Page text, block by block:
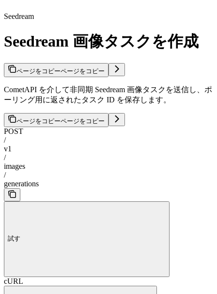
Seedream
Seedream 画像タスクを作成
ページをコピーページをコピー
CometAPI を介して非同期 Seedream 画像タスクを送信し、ポ
ーリング用に返されたタスク ID を保存します。
ページをコピーページをコピー
POST
/
v1
/
images
/
generations
試す
cURL